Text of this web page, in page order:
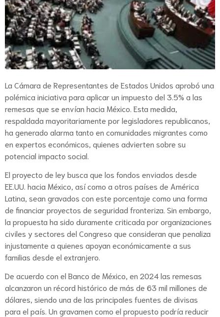
La Cámara de Representantes de Estados Unidos aprobó una
polémica iniciativa para aplicar un impuesto del 3.5% a las
remesas que se envían hacia México. Esta medida,
respaldada mayoritariamente por legisladores republicanos,
ha generado alarma tanto en comunidades migrantes como
en expertos económicos, quienes advierten sobre su
potencial impacto social.
El proyecto de ley busca que los fondos enviados desde
EE.UU. hacia México, así como a otros países de América
Latina, sean gravados con este porcentaje como una forma
de financiar proyectos de seguridad fronteriza. Sin embargo,
la propuesta ha sido duramente criticada por organizaciones
civiles y sectores del Congreso que consideran que penaliza
injustamente a quienes apoyan económicamente a sus
familias desde el extranjero.
De acuerdo con el Banco de México, en 2024 las remesas
alcanzaron un récord histórico de más de 63 mil millones de
dólares, siendo una de las principales fuentes de divisas
para el país. Un gravamen como el propuesto podría reducir